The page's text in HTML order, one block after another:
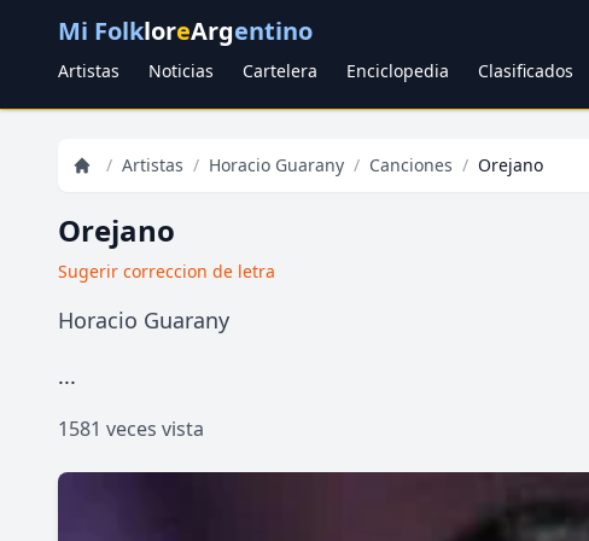
Mi FolkloreArgentino
Artistas Noticias Cartelera Enciclopedia Clasificados
/ Artistas / Horacio Guarany / Canciones / Orejano
Orejano
Sugerir correccion de letra
Horacio Guarany
...
1581 veces vista